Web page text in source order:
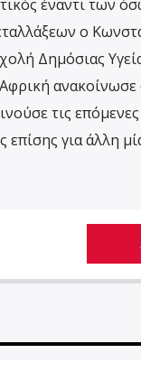
έναντι των
ο
Δημόσιας
τις
επίσης για άλλη